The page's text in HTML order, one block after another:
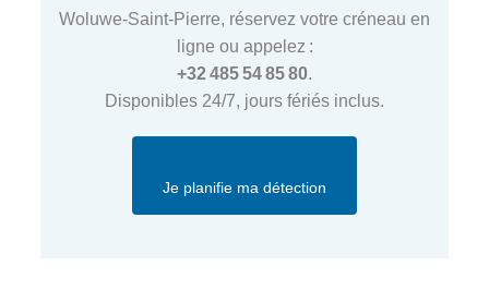
Woluwe‑Saint‑Pierre, réservez votre créneau en
ligne ou appelez :
+32 485 54 85 80.
Disponibles 24/7, jours fériés inclus.
Je planifie ma détection